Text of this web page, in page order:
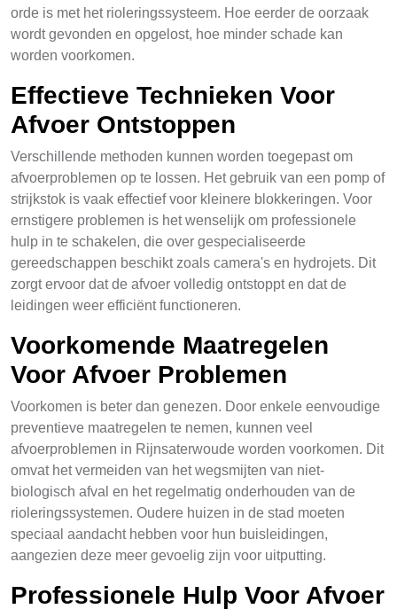
orde is met het rioleringssysteem. Hoe eerder de oorzaak
wordt gevonden en opgelost, hoe minder schade kan
worden voorkomen.
Effectieve Technieken Voor
Afvoer Ontstoppen
Verschillende methoden kunnen worden toegepast om
afvoerproblemen op te lossen. Het gebruik van een pomp of
strijkstok is vaak effectief voor kleinere blokkeringen. Voor
ernstigere problemen is het wenselijk om professionele
hulp in te schakelen, die over gespecialiseerde
gereedschappen beschikt zoals camera's en hydrojets. Dit
zorgt ervoor dat de afvoer volledig ontstoppt en dat de
leidingen weer efficiënt functioneren.
Voorkomende Maatregelen
Voor Afvoer Problemen
Voorkomen is beter dan genezen. Door enkele eenvoudige
preventieve maatregelen te nemen, kunnen veel
afvoerproblemen in Rijnsaterwoude worden voorkomen. Dit
omvat het vermeiden van het wegsmijten van niet-
biologisch afval en het regelmatig onderhouden van de
rioleringssystemen. Oudere huizen in de stad moeten
speciaal aandacht hebben voor hun buisleidingen,
aangezien deze meer gevoelig zijn voor uitputting.
Professionele Hulp Voor Afvoer